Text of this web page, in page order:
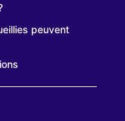
peuvent